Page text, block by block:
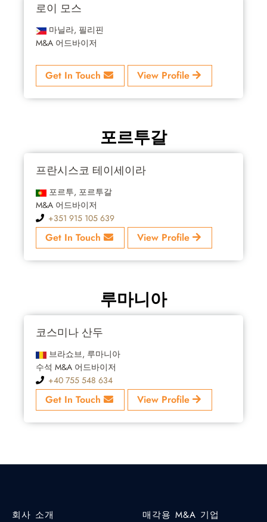
로이 모스
마닐라, 필리핀
M&A 어드바이저
Get In Touch View Profile
포르투갈
프란시스코 테이세이라
포르투, 포르투갈
M&A 어드바이저
+351 915 105 639
Get In Touch View Profile
루마니아
코스미나 산두
브라쇼브, 루마니아
수석 M&A 어드바이저
+40 755 548 634
Get In Touch View Profile
회사 소개
매각용 M&A 기업